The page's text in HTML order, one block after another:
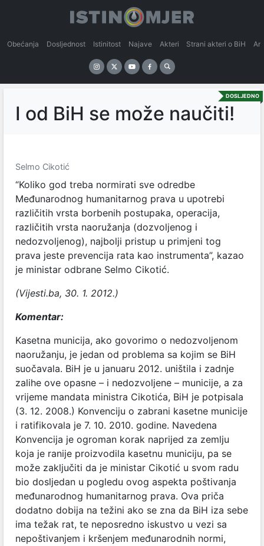
Obećanja Dosljednost Istinitost Najave Akteri Strani akteri o BiH
DOSLJEDNO
I od BiH se može naučiti!
Selmo Cikotić
“Koliko god treba normirati sve odredbe
Međunarodnog humanitarnog prava u upotrebi
različitih vrsta borbenih postupaka, operacija,
različitih vrsta naoružanja (dozvoljenog i
nedozvoljenog), najbolji pristup u primjeni tog
prava jeste prevencija rata kao instrumenta”, kazao
je ministar odbrane Selmo Cikotić.
(Vijesti.ba, 30. 1. 2012.)
Komentar:
Kasetna municija, ako govorimo o nedozvoljenom
naoružanju, je jedan od problema sa kojim se BiH
suočavala. BiH je u januaru 2012. uništila i zadnje
zalihe ove opasne – i nedozvoljene – municije, a za
vrijeme mandata ministra Cikotića, BiH je potpisala
(3. 12. 2008.) Konvenciju o zabrani kasetne municije
i ratifikovala je 7. 10. 2010. godine. Navedena
Konvencija je ogroman korak naprijed za zemlju
koja je ranije proizvodila kasetnu municiju, pa se
može zaključiti da je ministar Cikotić u svom radu
bio dosljedan u pogledu ovog aspekta poštivanja
međunarodnog humanitarnog prava. Ova priča
dodatno dobija na težini ako se zna da BiH iza sebe
ima težak rat, te neposredno iskustvo u vezi sa
nepoštivanjem i kršenjem međunarodnih normi,